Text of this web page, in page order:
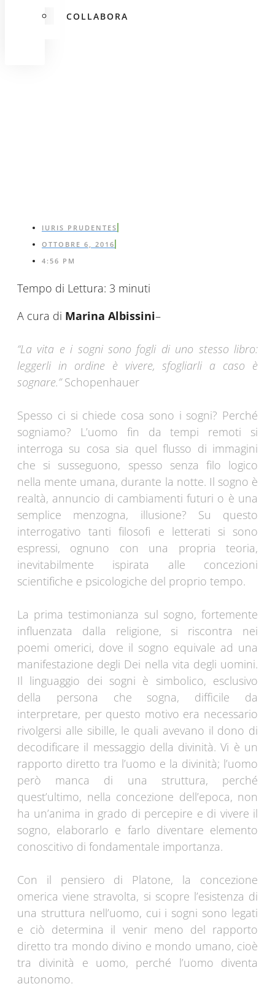
COLLABORA
IURIS PRUDENTES
OTTOBRE 6, 2016
4:56 PM
Tempo di Lettura: 3 minuti
A cura di Marina Albissini–
“La vita e i sogni sono fogli di uno stesso libro:
leggerli in ordine è vivere, sfogliarli a caso è
sognare.”Schopenhauer
Spesso ci si chiede cosa sono i sogni? Perché
sogniamo? L’uomo fin da tempi remoti si
interroga su cosa sia quel flusso di immagini
che si susseguono, spesso senza filo logico
nella mente umana, durante la notte. Il sogno è
realtà, annuncio di cambiamenti futuri o è una
semplice menzogna, illusione? Su questo
interrogativo tanti filosofi e letterati si sono
espressi, ognuno con una propria teoria,
inevitabilmente ispirata alle concezioni
scientifiche e psicologiche del proprio tempo.
La prima testimonianza sul sogno, fortemente
influenzata dalla religione, si riscontra nei
poemi omerici, dove il sogno equivale ad una
manifestazione degli Dei nella vita degli uomini.
Il linguaggio dei sogni è simbolico, esclusivo
della persona che sogna, difficile da
interpretare, per questo motivo era necessario
rivolgersi alle sibille, le quali avevano il dono di
decodificare il messaggio della divinità. Vi è un
rapporto diretto tra l’uomo e la divinità; l’uomo
però manca di una struttura, perché
quest’ultimo, nella concezione dell’epoca, non
ha un’anima in grado di percepire e di vivere il
sogno, elaborarlo e farlo diventare elemento
conoscitivo di fondamentale importanza.
Con il pensiero di Platone, la concezione
omerica viene stravolta, si scopre l’esistenza di
una struttura nell’uomo, cui i sogni sono legati
e ciò determina il venir meno del rapporto
diretto tra mondo divino e mondo umano, cioè
tra divinità e uomo, perché l’uomo diventa
autonomo.